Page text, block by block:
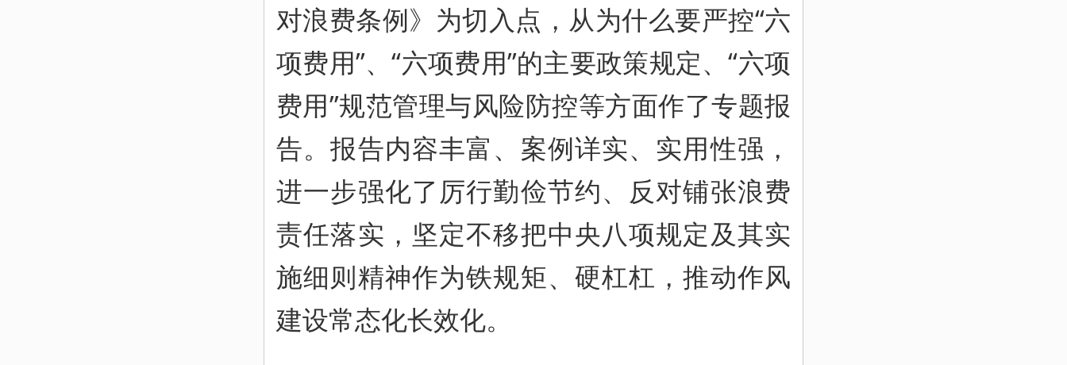
对浪费条例》为切入点，从为什么要严控“六
项费用”、“六项费用”的主要政策规定、“六项
费用”规范管理与风险防控等方面作了专题报
告。报告内容丰富、案例详实、实用性强，
进一步强化了厉行勤俭节约、反对铺张浪费
责任落实，坚定不移把中央八项规定及其实
施细则精神作为铁规矩、硬杠杠，推动作风
建设常态化长效化。